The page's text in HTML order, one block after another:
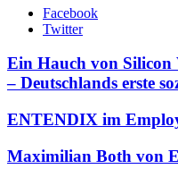
Facebook
Twitter
Ein Hauch von Silicon
– Deutschlands erste
ENTENDIX im
Maximilian Both von